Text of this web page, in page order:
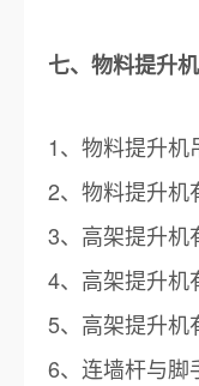
七、物料提升机
1、物料提升机
2、物料提升机
3、高架提升机
4、高架提升机
5、高架提升机
6、连墙杆与脚